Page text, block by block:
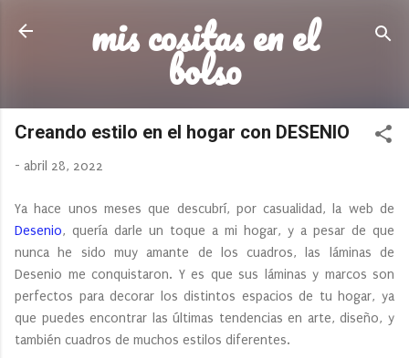
Ir al contenido principal
mis cositas en el
bolso
Creando estilo en el hogar con DESENIO
- abril 28, 2022
Ya hace unos meses que descubrí, por casualidad, la web de
Desenio, quería darle un toque a mi hogar, y a pesar de que
nunca he sido muy amante de los cuadros, las láminas de
Desenio me conquistaron. Y es que sus láminas y marcos son
perfectos para decorar los distintos espacios de tu hogar, ya
que puedes encontrar las últimas tendencias en arte, diseño, y
también cuadros de muchos estilos diferentes.